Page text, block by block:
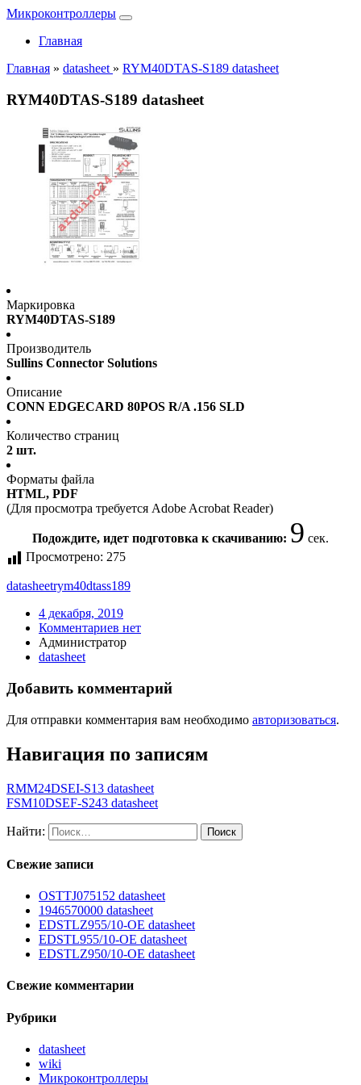
Микроконтроллеры
Главная
Главная » datasheet » RYM40DTAS-S189 datasheet
RYM40DTAS-S189 datasheet
Маркировка
RYM40DTAS-S189
Производитель
Sullins Connector Solutions
Описание
CONN EDGECARD 80POS R/A .156 SLD
Количество страниц
2 шт.
Форматы файла
HTML, PDF
(Для просмотра требуется Adobe Acrobat Reader)
Подождите, идет подготовка к скачиванию: 9 сек.
Просмотрено: 275
datasheetrym40dtass189
4 декабря, 2019
Комментариев нет
Администратор
datasheet
Добавить комментарий
Для отправки комментария вам необходимо авторизоваться.
Навигация по записям
RMM24DSEI-S13 datasheet
FSM10DSEF-S243 datasheet
Найти:
Свежие записи
OSTTJ075152 datasheet
1946570000 datasheet
EDSTLZ955/10-OE datasheet
EDSTL955/10-OE datasheet
EDSTLZ950/10-OE datasheet
Свежие комментарии
Рубрики
datasheet
wiki
Микроконтроллеры